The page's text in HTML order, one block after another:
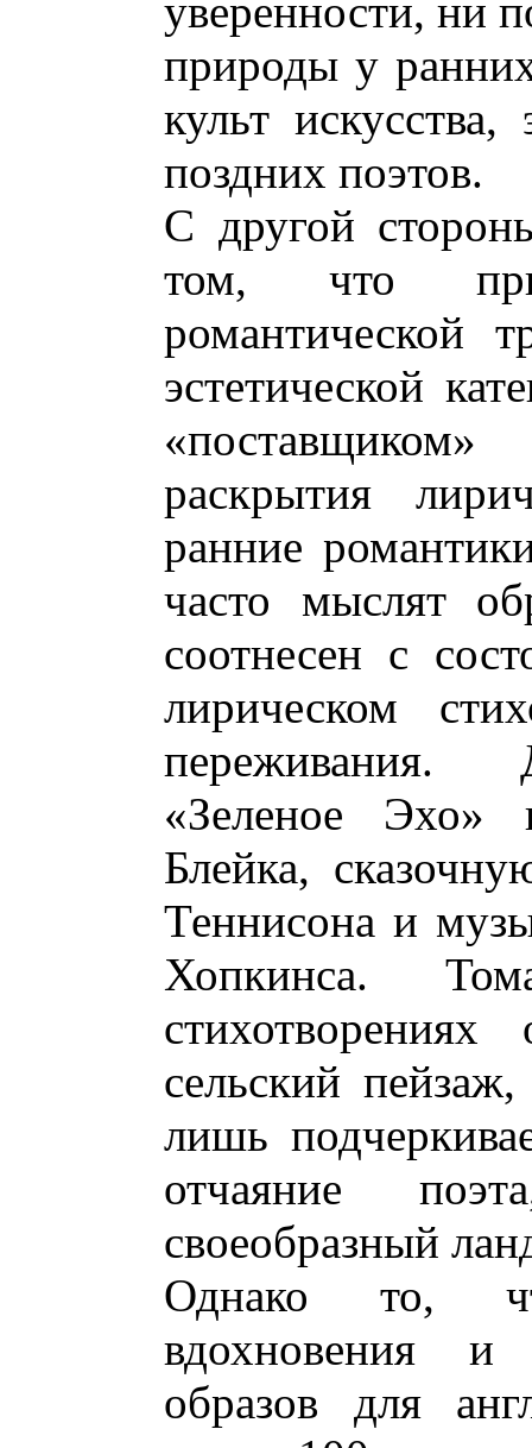
уверенности, ни
природы у
культ
поздних поэтов.
С другой
том, что
романтической
эстетической
раскрытия
ранние
часто мыслят
соотнесен с
лирическом
переживания.
«Зеленое Эхо»
Блейка,
Теннисона и
Хопкинса.
стихотворениях
сельский
лишь
отчаяние
своеобразный
Однако то,
вдохновения и
образов для